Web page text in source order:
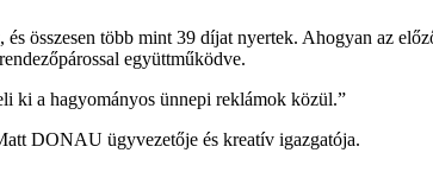
összesen több mint 39 díjat nyertek. Ahogyan az el
árossal együttműködve.
ki a hagyományos ünnepi reklámok közül.”
DONAU ügyvezetője és kreatív igazgatója.